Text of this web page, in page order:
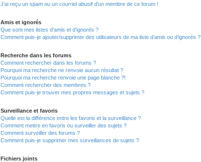
J’ai reçu un spam ou un courriel abusif d’un membre de ce forum !
Amis et ignorés
Que sont mes listes d’amis et d’ignorés ?
Comment puis-je ajouter/supprimer des utilisateurs de ma liste d’amis ou d’ignorés ?
Recherche dans les forums
Comment rechercher dans les forums ?
Pourquoi ma recherche ne renvoie aucun résultat ?
Pourquoi ma recherche renvoie une page blanche ?!
Comment rechercher des membres ?
Comment puis-je trouver mes propres messages et sujets ?
Surveillance et favoris
Quelle est la différence entre les favoris et la surveillance ?
Comment mettre en favoris ou surveiller des sujets ?
Comment surveiller des forums ?
Comment puis-je supprimer mes surveillances de sujets ?
Fichiers joints